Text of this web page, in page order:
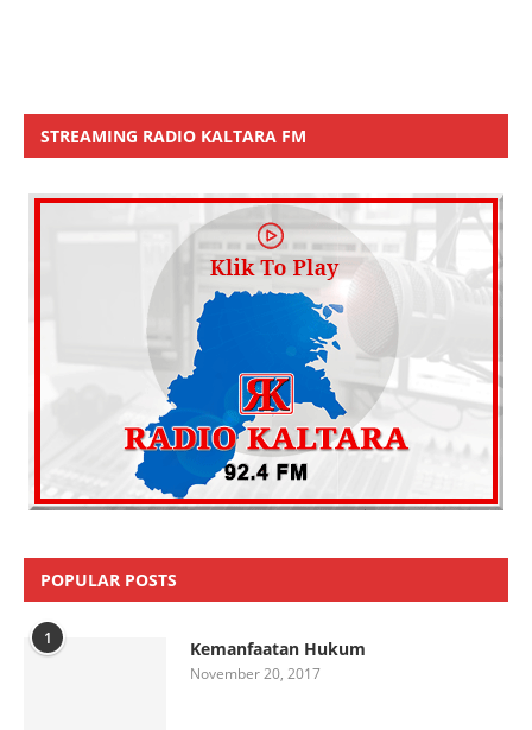
STREAMING RADIO KALTARA FM
POPULAR POSTS
1 Kemanfaatan Hukum
November 20, 2017